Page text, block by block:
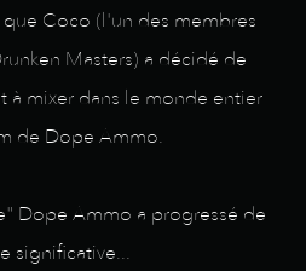
Coco (l'un des membres
Masters) a décidé de
à mixer dans le monde entier
de Dope Ammo.
Dope Ammo a progressé de
significative...